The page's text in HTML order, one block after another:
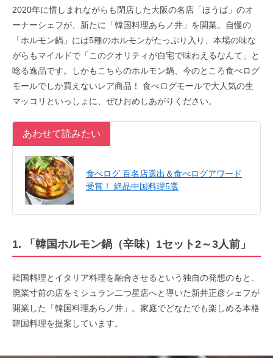
2020年に惜しまれながらも閉店した大阪の名店「ほうば」のオ
ーナーシェフが、新たに「韓国料理あらノ井」を開業。自慢の
「ホルモン鍋」には5種のホルモンがたっぷり入り、本場の味な
がらもマイルドで「このクオリティが自宅で味わえるなんて」と
唸る逸品です。しかもこちらのホルモン鍋、今のところ食べログ
モールでしか買えないレア商品！ 食べログモールで大人気の生
マッコリといっしょに、ぜひおめしあがりください。
あわせて読みたい
食べログ 百名店選出＆食べログアワード
受賞！ 絶品中国料理5選
1. 「韓国ホルモン鍋（辛味）1セット2～3人前」
韓国料理とイタリア料理を融合させるという独自の発想のもと、
廃業寸前の店をミシュラン二つ星店へと導いた新井正彦シェフが
開業した
「韓国料理あらノ井」。家庭でどなたでも楽しめる本格
韓国料理を提案しています。